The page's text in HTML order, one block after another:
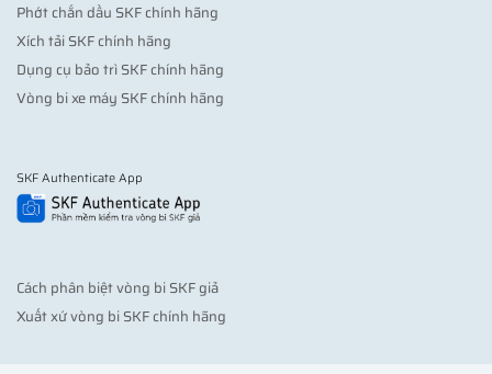
Phớt chắn dầu SKF chính hãng
Xích tải SKF chính hãng
Dụng cụ bảo trì SKF chính hãng
Vòng bi xe máy SKF chính hãng
SKF Authenticate App
Cách phân biệt vòng bi SKF giả
Xuất xứ vòng bi SKF chính hãng